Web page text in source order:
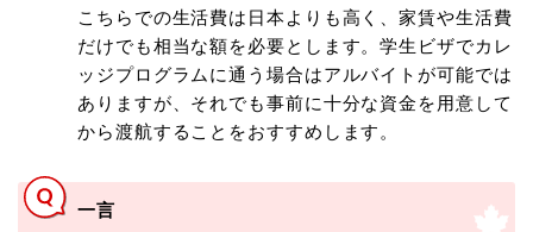
こちらでの生活費は日本よりも高く、家賃や生活費
だけでも相当な額を必要とします。学生ビザでカレ
ッジプログラムに通う場合はアルバイトが可能では
ありますが、それでも事前に十分な資金を用意して
から渡航することをおすすめします。
一言